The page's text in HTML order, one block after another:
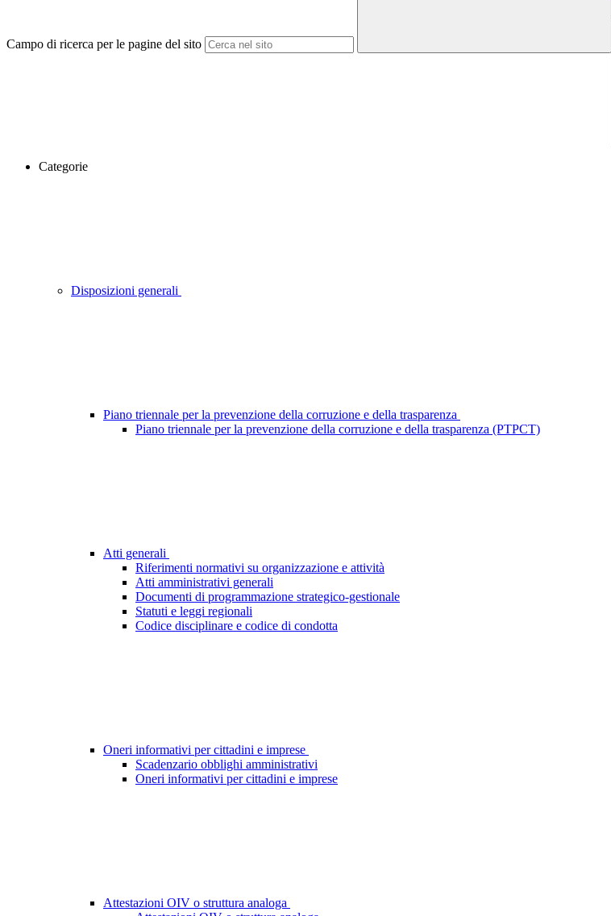
Campo di ricerca per le pagine del sito
Categorie
Disposizioni generali
Piano triennale per la prevenzione della corruzione e della trasparenza
Piano triennale per la prevenzione della corruzione e della trasparenza (PTPCT)
Atti generali
Riferimenti normativi su organizzazione e attività
Atti amministrativi generali
Documenti di programmazione strategico-gestionale
Statuti e leggi regionali
Codice disciplinare e codice di condotta
Oneri informativi per cittadini e imprese
Scadenzario obblighi amministrativi
Oneri informativi per cittadini e imprese
Attestazioni OIV o struttura analoga